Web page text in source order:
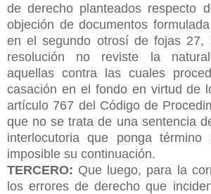
de derecho planteados respecto
objeción de documentos
en el segundo otrosí de fojas 27,
resolución no reviste la
aquellas contra las cuales
casación en el fondo en virtud de
artículo 767 del Código de
que no se trata de una sentencia
interlocutoria que ponga
imposible su continuación.
TERCERO: Que luego, para la
los errores de derecho que